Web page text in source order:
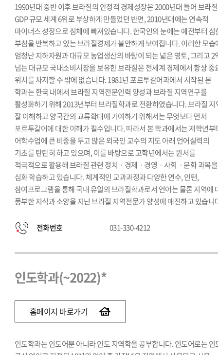
1990년대 중반 이후 브라질의 안정적 경제성장은 2000년대 들어 브라
GDP 규모 세계 6위로 부상하게 만들었던 반면, 2010년대에는 연속적
마이너스 성장으로 침체에 빠져있습니다. 한국인의 눈에는 예전부터 심
부침을 반복하고 있는 브라질경제가 불안하게 보여집니다. 이러한 모습
엄청난 지하자원과 대규모 농업생산의 바탕이 되는 넓은 영토, 그리고 2
넘는 대규모 국내소비시장을 보유한 브라질은 전세계 경제에서 항상 중
위치를 차지할 수 밖에 없습니다. 1981년 포르투갈어과에서 시작된 본
학과는 한국 내에서 브라질 지역전문인력 양성과 브라질 지역연구를
활성화하기 위해 2013년부터 브라질학과로 전환하였습니다. 브라질 지
잘 이해하고 양국간의 교류확대에 기여하기 위해서는 무엇보다 먼저
포르투갈어에 대한 이해가 필수입니다. 따라서 본 학과에서는 저학년부
어학수업에 큰 비중을 두고 많은 외국인 교수의 지도 아래 언어실력의
기초를 탄탄히 하고 있으며, 이를 바탕으로 고학년에서는 원서를
적극적으로 활용해 브라질 관련 정치ㆍ경제ㆍ경영ㆍ사회ㆍ문화 과목을
심화 학습하고 있습니다. 체계적인 교과과정과 다양한 연수, 인턴,
참여프로그램을 통해 국내 유일의 브라질학과로서 언어는 물론 지역에
풍부한 지식과 소양을 지닌 브라질 지역전문가 양성에 매진하고 있습니
전화번호 031-330-4212
인도학과(~2022)*
홈페이지 바로가기
인도학과는 인도어뿐 아니라 인도 지역학을 공부합니다. 인도어로는 인